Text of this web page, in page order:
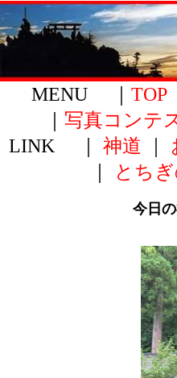
MENU ｜ TOP
写真コンテ
LINK ｜ 神道
とち
今日